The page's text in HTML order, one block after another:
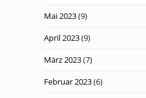
Mai 2023(9)
April 2023(9)
März 2023(7)
Februar 2023(6)